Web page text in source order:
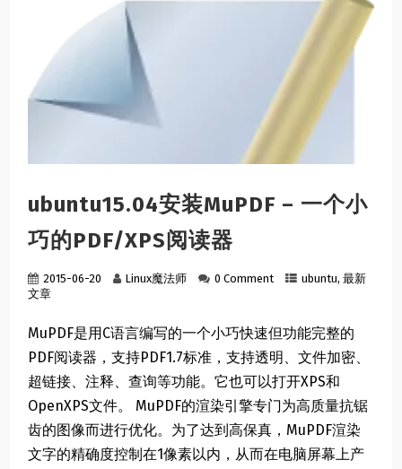
ubuntu15.04安装MuPDF – 一个小
巧的PDF/XPS阅读器
2015-06-20 Linux魔法师 0 Comment ubuntu,最新
文章
MuPDF是用C语言编写的一个小巧快速但功能完整的
PDF阅读器，支持PDF1.7标准，支持透明、文件加密、
超链接、注释、查询等功能。它也可以打开XPS和
OpenXPS文件。 MuPDF的渲染引擎专门为高质量抗锯
齿的图像而进行优化。为了达到高保真，MuPDF渲染
文字的精确度控制在1像素以内，从而在电脑屏幕上产